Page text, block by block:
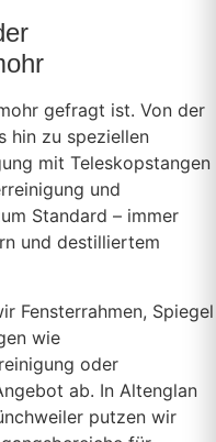
gefragt ist. Von der
hin zu speziellen
mit Teleskopstangen
und
Standard – immer
und destilliertem
Fensterrahmen, Spiegel
wie
oder
ab. In Altenglan
putzen wir